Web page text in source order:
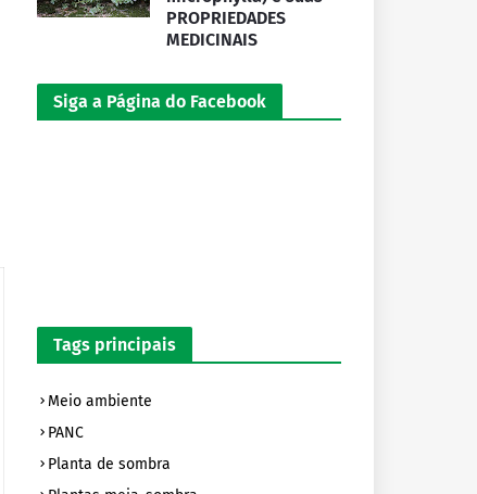
PROPRIEDADES
MEDICINAIS
Siga a Página do Facebook
Tags principais
Meio ambiente
PANC
Planta de sombra